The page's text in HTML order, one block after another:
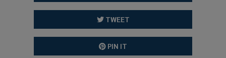
TWEET
PIN IT